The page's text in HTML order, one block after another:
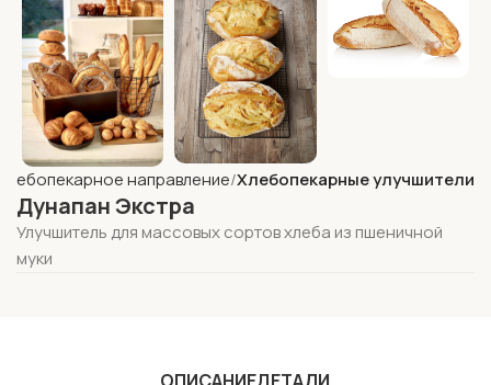
направление Хлебопекарные улучшители
Дунапан Экстра
Улучшитель для массовых сортов хлеба из пшеничной
муки